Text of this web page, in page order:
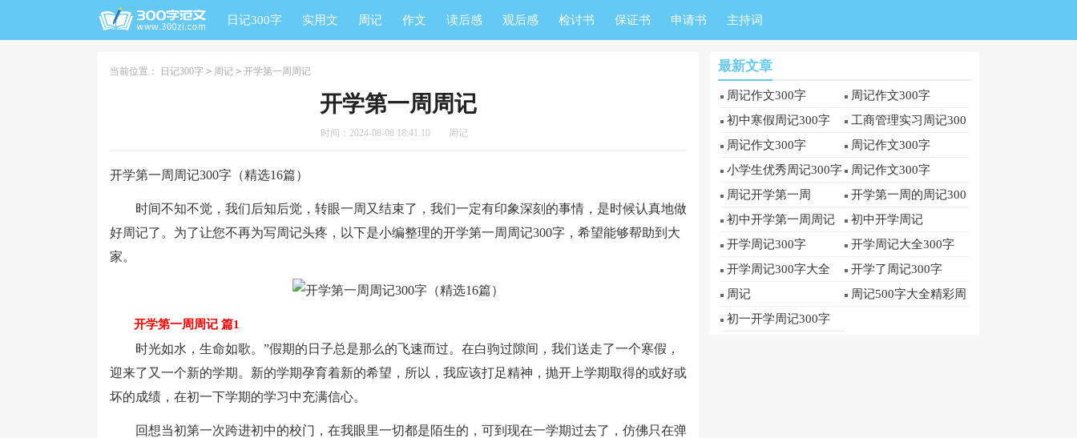
日记300字 实用文 周记 作文 读后感 观后感 检讨书 保证书 申请书 主持词
当前位置： 日记300字 > 周记 > 开学第一周周记
开学第一周周记
时间：2024-08-08 18:41:10 周记
开学第一周周记300字（精选16篇）
时间不知不觉，我们后知后觉，转眼一周又结束了，我们一定有印象深刻的事情，是时候认真地做
好周记了。为了让您不再为写周记头疼，以下是小编整理的开学第一周周记300字，希望能够帮助到大
家。
开学第一周周记 篇1
时光如水，生命如歌。”假期的日子总是那么的飞速而过。在白驹过隙间，我们送走了一个寒假，
迎来了又一个新的学期。新的学期孕育着新的希望，所以，我应该打足精神，抛开上学期取得的或好或
坏的成绩，在初一下学期的学习中充满信心。
回想当初第一次跨进初中的校门，在我眼里一切都是陌生的，可到现在一学期过去了，仿佛只在弹
最新文章
周记作文300字
周记作文300字
初中寒假周记300字
工商管理实习周记300
字
周记作文300字
周记作文300字
小学生优秀周记300字
周记作文300字
周记开学第一周
开学第一周的周记300
字
初中开学第一周周记
300字
初中开学周记
开学周记300字
开学周记大全300字
开学周记300字大全
开学了周记300字
周记
周记500字大全精彩周
初一开学周记300字